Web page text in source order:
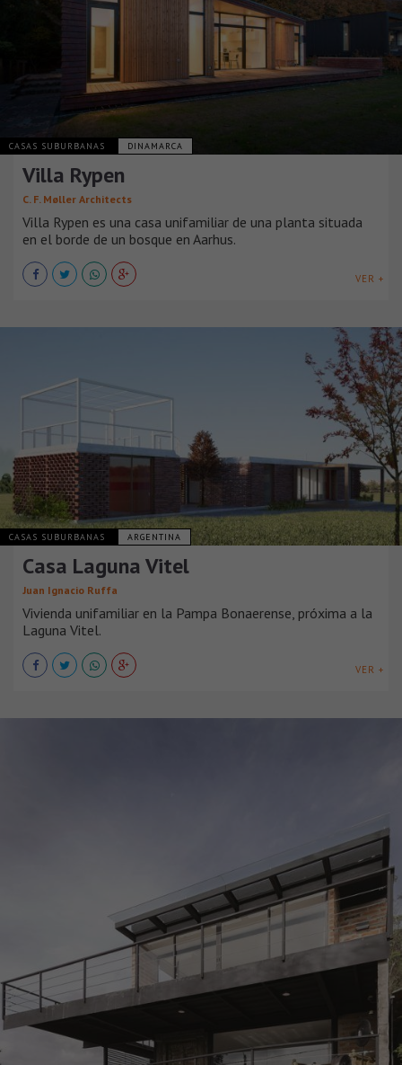
CASAS SUBURBANAS DINAMARCA
Villa Rypen
C. F. Møller Architects
Villa Rypen es una casa unifamiliar de una planta situada
en el borde de un bosque en Aarhus.
VER +
CASAS SUBURBANAS ARGENTINA
Casa Laguna Vitel
Juan Ignacio Ruffa
Vivienda unifamiliar en la Pampa Bonaerense, próxima a la
Laguna Vitel.
VER +